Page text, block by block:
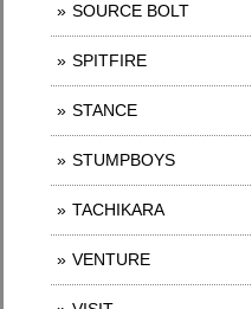
SOURCE BOLT
SPITFIRE
STANCE
STUMPBOYS
TACHIKARA
VENTURE